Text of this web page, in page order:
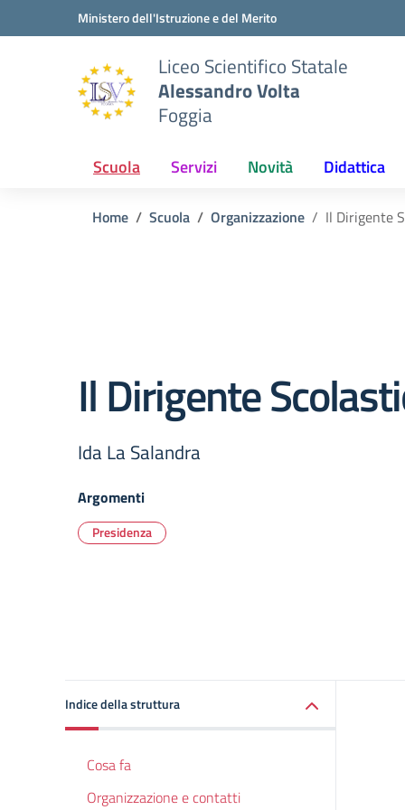
Vai ai contenuti
Vai al menu di navigazioneMinistero dell'Istruzione e del Merito
Liceo Scientifico Statale
Alessandro Volta
Foggia
Scuola Servizi Novità Didattica
Home Scuola Organizzazione Il Dirigente
Il Dirigente
Ida La Salandra
Argomenti
Presidenza
Indice della struttura
Cosa fa
Organizzazione e contatti